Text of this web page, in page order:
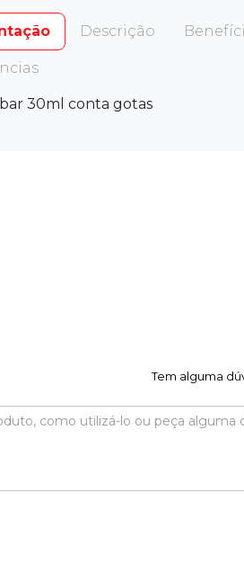
Descrição
30ml conta gotas
Tem alguma